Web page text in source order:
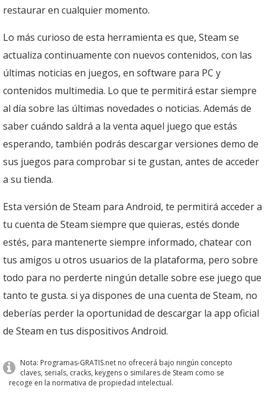
restaurar en cualquier momento.
Lo más curioso de esta herramienta es que, Steam se
actualiza continuamente con nuevos contenidos, con las
últimas noticias en juegos, en software para PC y
contenidos multimedia. Lo que te permitirá estar siempre
al día sobre las últimas novedades o noticias. Además de
saber cuándo saldrá a la venta aquel juego que estás
esperando, también podrás descargar versiones demo de
sus juegos para comprobar si te gustan, antes de acceder
a su tienda.
Esta versión de Steam para Android, te permitirá acceder a
tu cuenta de Steam siempre que quieras, estés donde
estés, para mantenerte siempre informado, chatear con
tus amigos u otros usuarios de la plataforma, pero sobre
todo para no perderte ningún detalle sobre ese juego que
tanto te gusta. si ya dispones de una cuenta de Steam, no
deberías perder la oportunidad de descargar la app oficial
de Steam en tus dispositivos Android.
Nota: Programas-GRATIS.net no ofrecerá bajo ningún concepto
claves, serials, cracks, keygens o similares de Steam como se
recoge en la normativa de propiedad intelectual.